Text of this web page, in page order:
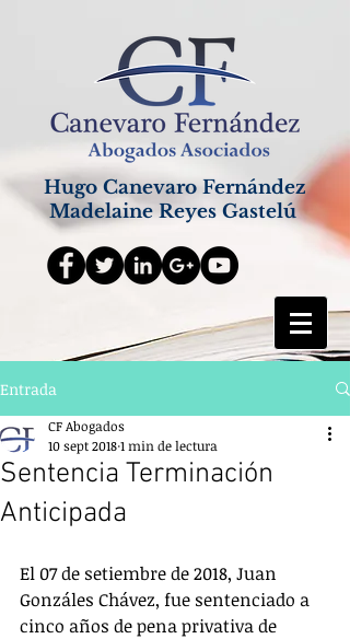
Hugo Canevaro Fernández
Madelaine Reyes Gastelú
Entrada
Sentencia Terminación
Anticipada
CF Abogados
10 sept 20181 min de lectura
El 07 de setiembre de 2018, Juan
Gonzáles Chávez, fue sentenciado a
cinco años de pena privativa de